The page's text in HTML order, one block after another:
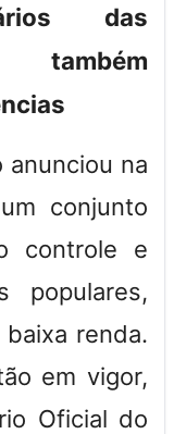
das
também
anunciou na
conjunto
controle e
populares,
renda.
em vigor,
Oficial do